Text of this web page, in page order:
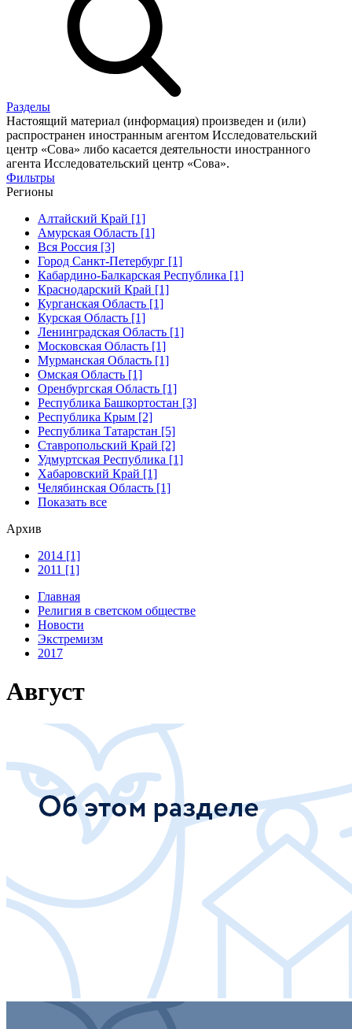
Разделы
Настоящий материал (информация) произведен и (или)
распространен иностранным агентом Исследовательский
центр «Сова» либо касается деятельности иностранного
агента Исследовательский центр «Сова».
Фильтры
Регионы
Алтайский Край [1]
Амурская Область [1]
Вся Россия [3]
Город Санкт-Петербург [1]
Кабардино-Балкарская Республика [1]
Краснодарский Край [1]
Курганская Область [1]
Курская Область [1]
Ленинградская Область [1]
Московская Область [1]
Мурманская Область [1]
Омская Область [1]
Оренбургская Область [1]
Республика Башкортостан [3]
Республика Крым [2]
Республика Татарстан [5]
Ставропольский Край [2]
Удмуртская Республика [1]
Хабаровский Край [1]
Челябинская Область [1]
Показать все
Архив
2014 [1]
2011 [1]
Главная
Религия в светском обществе
Новости
Экстремизм
2017
Август